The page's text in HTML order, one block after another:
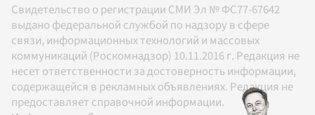
Свидетельство о регистрации СМИ Эл № ФС77-67642
выдано федеральной службой по надзору в сфере
связи, информационных технологий и массовых
коммуникаций (Роскомнадзор) 10.11.2016 г. Редакция не
несет ответственности за достоверность информации,
содержащейся в рекламных объявлениях. Редакция не
предоставляет справочной информации.